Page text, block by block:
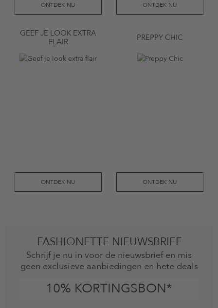
ONTDEK NU ONTDEK NU
GEEF JE LOOK EXTRA
FLAIR
ONTDEK NU
PREPPY CHIC
ONTDEK NU
FASHIONETTE NIEUWSBRIEF
Schrijf je nu in voor de nieuwsbrief en mis
geen exclusieve aanbiedingen en hete deals
10% KORTINGSBON*